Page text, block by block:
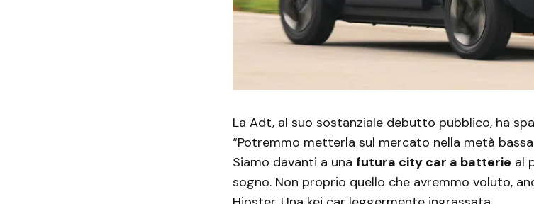
La Adt, al suo sostanziale debutto pubblico, ha
“Potremmo metterla sul mercato nella metà
Siamo davanti a una futura city car a batterie al
sogno. Non proprio quello che avremmo voluto,